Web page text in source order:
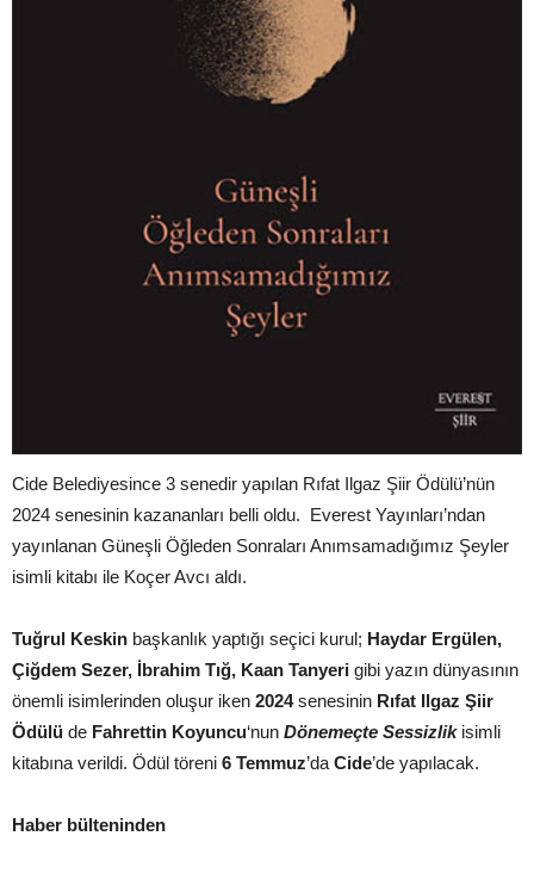
Cide Belediyesince 3 senedir yapılan Rıfat Ilgaz Şiir Ödülü’nün
2024 senesinin kazananları belli oldu. Everest Yayınları’ndan
yayınlanan Güneşli Öğleden Sonraları Anımsamadığımız Şeyler
isimli kitabı ile Koçer Avcı aldı.
Tuğrul Keskin başkanlık yaptığı seçici kurul; Haydar Ergülen,
Çiğdem Sezer, İbrahim Tığ, Kaan Tanyeri gibi yazın dünyasının
önemli isimlerinden oluşur iken 2024senesinin Rıfat Ilgaz Şiir
Ödülü de Fahrettin Koyuncu‘nun Dönemeçte Sessizlikisimli
kitabına verildi. Ödül töreni 6 Temmuz’da Cide’de yapılacak.
Haber bülteninden